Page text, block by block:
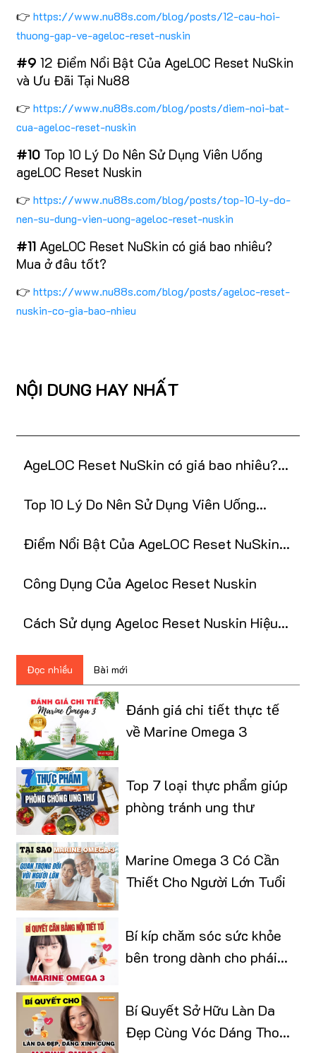
👉 https://www.nu88s.com/blog/posts/12-cau-hoi-
thuong-gap-ve-ageloc-reset-nuskin
#9 12 Điểm Nổi Bật Của AgeLOC Reset NuSkin
và Ưu Đãi Tại Nu88
👉 https://www.nu88s.com/blog/posts/diem-noi-bat-
cua-ageloc-reset-nuskin
#10 Top 10 Lý Do Nên Sử Dụng Viên Uống
ageLOC Reset Nuskin
👉 https://www.nu88s.com/blog/posts/top-10-ly-do-
nen-su-dung-vien-uong-ageloc-reset-nuskin
#11 AgeLOC Reset NuSkin có giá bao nhiêu?
Mua ở đâu tốt?
👉 https://www.nu88s.com/blog/posts/ageloc-reset-
nuskin-co-gia-bao-nhieu
NỘI DUNG HAY NHẤT
AgeLOC Reset NuSkin có giá bao nhiêu?
Top 10 Lý Do Nên Sử Dụng Viên Uống
Điểm Nổi Bật Của AgeLOC Reset NuSkin
Công Dụng Của Ageloc Reset Nuskin
Cách Sử dụng Ageloc Reset Nuskin Hiệu
Đọc nhiều Bài mới
Đánh giá chi tiết thực tế
về Marine Omega 3
Top 7 loại thực phẩm giúp
phòng tránh ung thư
Marine Omega 3 Có Cần
Thiết Cho Người Lớn Tuổi
Bí kíp chăm sóc sức khỏe
bên trong dành cho phái
Bí Quyết Sở Hữu Làn Da
Đẹp Cùng Vóc Dáng Thon